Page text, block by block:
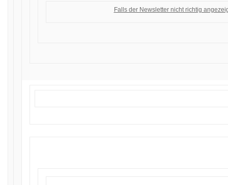
Falls der Newsletter nicht richtig